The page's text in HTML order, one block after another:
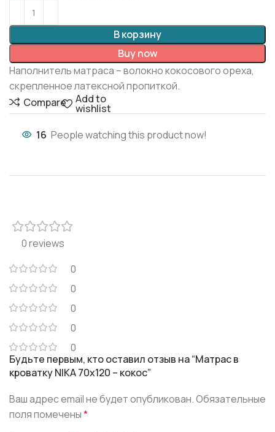
В корзину
Buy now
Наполнитель матраса – волокно кокосового ореха,
скрепленное латексной пропиткой.
Compare
Add to
wishlist
16 People watching this product now!
0 reviews
0
0
0
0
0
Будьте первым, кто оставил отзыв на “Матрас в
кроватку NIKA 70х120 – кокос”
Ваш адрес email не будет опубликован.Обязательные
поля помечены*